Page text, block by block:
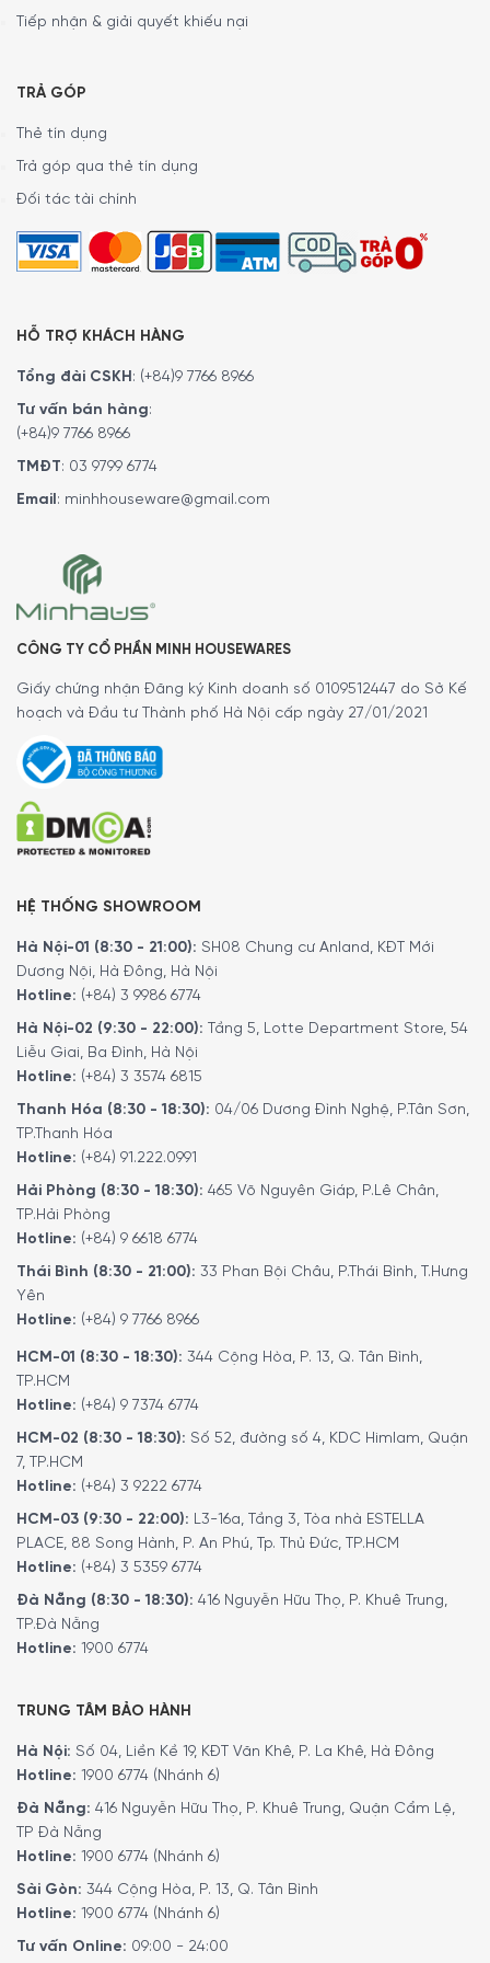
Ngăn lạnh:
cho người dùng hoàn toàn thoải mái trong việc lưu trữ.
Phân chia đầy đủ các ngăn thực phẩm tươi sống, thực
Có ngắn đá đông bên trong ngay đúng chuẩn rất thuận
tiện.
2 kệ kính có thể điều chỉnh
Có kệ kính để ngăn đậy chưa rau củ và trái cây.
Cửa bên trong ngăn lạnh
Có kệ nắp trong suốt cũng như điều chỉnh được rất linh
hoạt
Cùng đèn LED vô cùng bắt mắt, tạo sự thoáng đãng
trong ngăn tủ.
Bạn chỉ cần trao niềm tin vàĐẶT HÀNGnhanh qua
Hotline: 1900 6774
Tham khảo chi tiết các dòng khác: Tại Đây
Tiếp nhận & giải quyết khiếu nại
TRẢ GÓP
Thẻ tín dụng
Trả góp qua thẻ tín dụng
Đối tác tài chính
HỖ TRỢ KHÁCH HÀNG
Tổng đài CSKH: (+84)9 7766 8966
Tư vấn bán hàng:
(+84)9 7766 8966
TMĐT: 03 9799 6774
Email: minhhouseware@gmail.com
CÔNG TY CỔ PHẦN MINH HOUSEWARES
Giấy chứng nhận Đăng ký Kinh doanh số 0109512447 do Sở Kế
hoạch và Đầu tư Thành phố Hà Nội cấp ngày 27/01/2021
HỆ THỐNG SHOWROOM
Hà Nội-01 (8:30 - 21:00): SH08 Chung cư Anland, KĐT Mới
Dương Nội, Hà Đông, Hà Nội
Hotline: (+84) 3 9986 6774
Hà Nội-02 (9:30 - 22:00): Tầng 5, Lotte Department Store, 54
Liễu Giai, Ba Đình, Hà Nội
Hotline: (+84) 3 3574 6815
Thanh Hóa (8:30 - 18:30): 04/06 Dương Đình Nghệ, P.Tân Sơn,
TP.Thanh Hóa
Hotline: (+84) 91.222.0991
Hải Phòng (8:30 - 18:30): 465 Võ Nguyên Giáp, P.Lê Chân,
TP.Hải Phòng
Hotline: (+84) 9 6618 6774
Thái Bình (8:30 - 21:00): 33 Phan Bội Châu, P.Thái Bình, T.Hưng
Yên
Hotline: (+84) 9 7766 8966
HCM-01 (8:30 - 18:30): 344 Cộng Hòa, P. 13, Q. Tân Bình,
TP.HCM
Hotline: (+84) 9 7374 6774
HCM-02 (8:30 - 18:30): Số 52, đường số 4, KDC Himlam, Quận
7, TP.HCM
Hotline: (+84) 3 9222 6774
HCM-03 (9:30 - 22:00): L3-16a, Tầng 3, Tòa nhà ESTELLA
PLACE, 88 Song Hành, P. An Phú, Tp. Thủ Đức, TP.HCM
Hotline: (+84) 3 5359 6774
Đà Nẵng (8:30 - 18:30): 416 Nguyễn Hữu Thọ, P. Khuê Trung,
TP.Đà Nẵng
Hotline: 1900 6774
TRUNG TÂM BẢO HÀNH
Hà Nội: Số 04, Liền Kề 19, KĐT Văn Khê, P. La Khê, Hà Đông
Hotline: 1900 6774 (Nhánh 6)
Đà Nẵng: 416 Nguyễn Hữu Thọ, P. Khuê Trung, Quận Cẩm Lệ,
TP Đà Nẵng
Hotline: 1900 6774 (Nhánh 6)
Sài Gòn: 344 Cộng Hòa, P. 13, Q. Tân Bình
Hotline: 1900 6774 (Nhánh 6)
Tư vấn Online: 09:00 - 24:00